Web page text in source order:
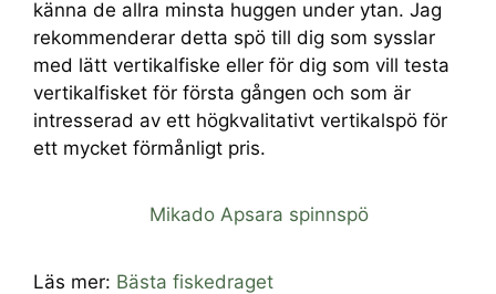
känna de allra minsta huggen under ytan. Jag
rekommenderar detta spö till dig som sysslar
med lätt vertikalfiske eller för dig som vill testa
vertikalfisket för första gången och som är
intresserad av ett högkvalitativt vertikalspö för
ett mycket förmånligt pris.
Mikado Apsara spinnspö
Läs mer: Bästa fiskedraget